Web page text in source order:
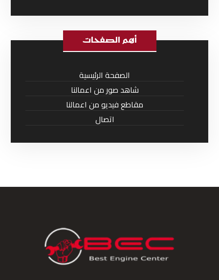
أهم الصفحات
الصفحة الرئيسية
شاهد صور من اعمالنا
مقاطع فيديو من اعمالنا
اتصال